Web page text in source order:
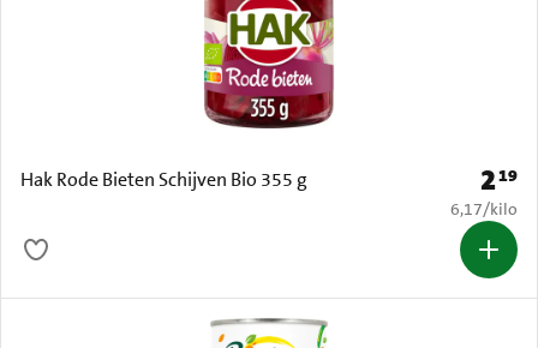
Hak Rode Bieten Schijven Bio 355 g Prijs:
219
€ 6,17 per
6,17/kilo